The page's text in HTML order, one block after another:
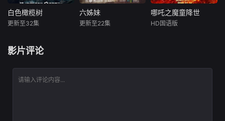
父亲帮她预付了三
年的房租，直到她
父亲已
度
白色橄榄树
梁城卫视女记
突遇危险，所幸被
白色橄榄树
更新至32集
六姊妹
六姊妹
更新至22集
哪吒之魔童降世
哪吒之魔童降世
HD国语版
影片评论